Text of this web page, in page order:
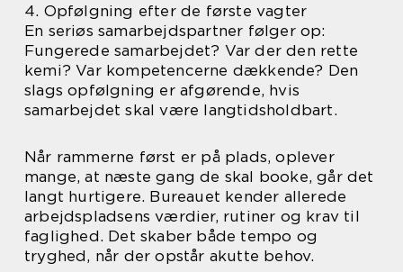
4. Opfølgning efter de første vagter
En seriøs samarbejdspartner følger op:
Fungerede samarbejdet? Var der den rette
kemi? Var kompetencerne dækkende? Den
slags opfølgning er afgørende, hvis
samarbejdet skal være langtidsholdbart.
Når rammerne først er på plads, oplever
mange, at næste gang de skal booke, går det
langt hurtigere. Bureauet kender allerede
arbejdspladsens værdier, rutiner og krav til
faglighed. Det skaber både tempo og
tryghed, når der opstår akutte behov.